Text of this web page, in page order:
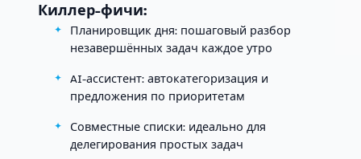
Киллер-фичи:
Планировщик дня: пошаговый разбор
незавершённых задач каждое утро
AI-ассистент: автокатегоризация и
предложения по приоритетам
Совместные списки: идеально для
делегирования простых задач